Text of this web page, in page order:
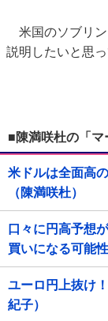
米国のソブリン
説明したいと思っ
■陳満咲杜の「
米ドルは全面高
（陳満咲杜）
口々に円高予想
買いになる可能
ユーロ円上抜け
紀子）